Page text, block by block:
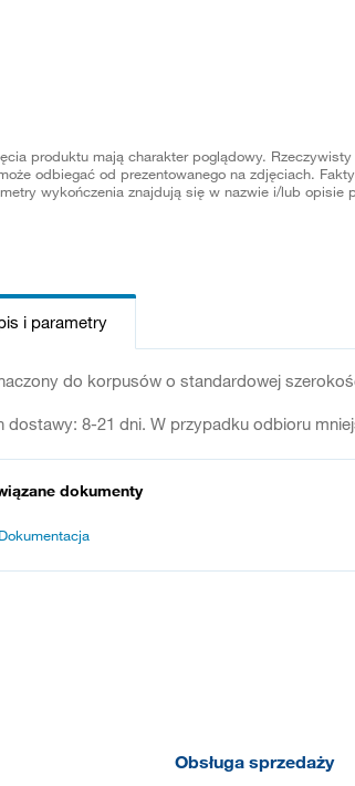
produktu mają charakter poglądowy.
odbiegać od prezentowanego na zdjęciach.
wykończenia znajdują się w nazwie i/lub opisie
i parametry
do korpusów o standardowej
dostawy: 8-21 dni. W przypadku odbioru
dokumenty
Dokumentacja
Obsługa sprzedaży